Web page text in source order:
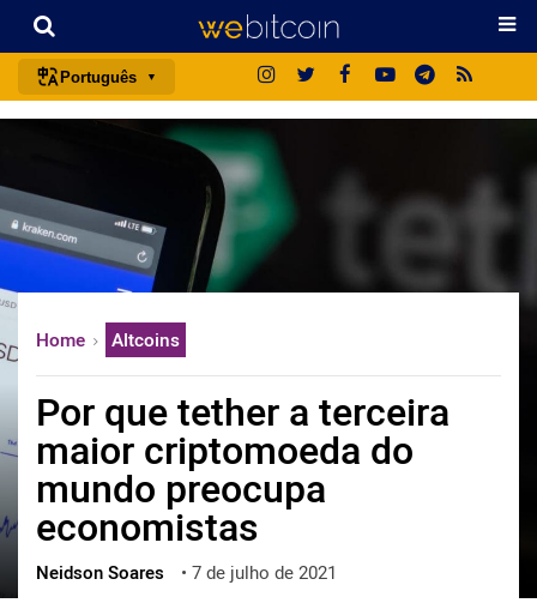
Português
português (BR)
français
italiano
日本語
русский
한국어
العربية
ไทย
ქართული
Home Altcoins
Por que tether a terceira
maior criptomoeda do
mundo preocupa
economistas
Neidson Soares • 7 de julho de 2021